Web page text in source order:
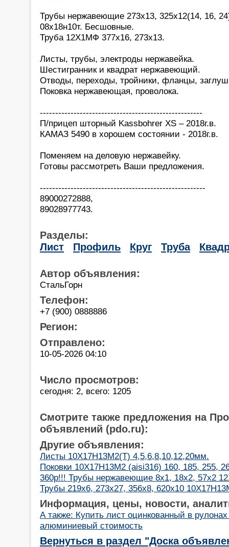
Трубы нержавеющие 273х13, 325х12(14, 16,
08х18н10т. Бесшовные.
Труба 12Х1МФ 377х16, 273х13.
Листы, трубы, электроды нержавейка.
Шестигранник и квадрат нержавеющий.
Отводы, переходы, тройники, фланцы,
Поковка нержавеющая, проволока.
-----------------------------------------------------
П/прицеп шторный Kassbohrer XS – 2018г.в.
КАМАЗ 5490 в хорошем состоянии - 2018г.в.
Поменяем на деловую нержавейку.
Готовы рассмотреть Ваши предложения.
------------------------------------------------------
89000272888,
89028977743.
Разделы:
Лист
Профиль Круг Труба
Автор объявления:
СтальГорн
Телефон:
+7 (900) 0888886
Регион:
Отправлено:
10-05-2026 04:10
Число просмотров:
сегодня: 2, всего: 1205
Смотрите также предложения на
объявлений (pdo.ru):
Другие объявления:
Листы 10Х17Н13М2(Т) 4,5,6,8,10,12,20мм.
Поковки 10Х17Н13М2 (aisi316) 160, 185, 255,
360р!!! Трубы нержавеющие 8х1, 18х2, 57х2
Трубы 219х6, 273х27, 356х8, 620х10
Информация, цены, новости,
А также: Купить лист оцинкованный в
алюминиевый стоимость
Вернуться в раздел "Доска